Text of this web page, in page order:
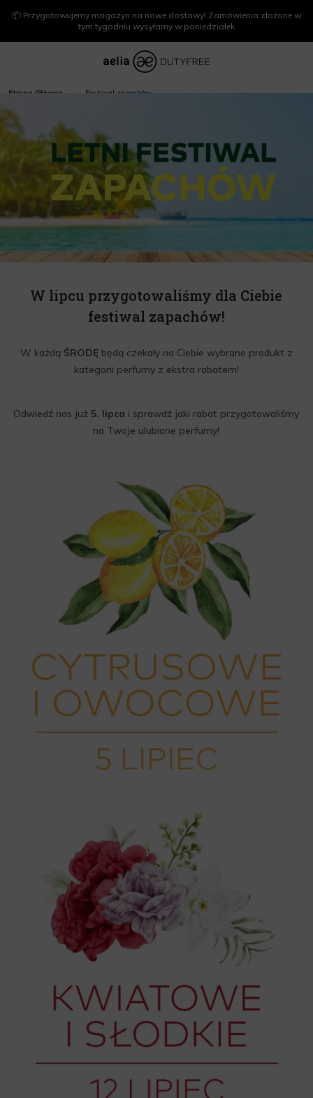
📦 Przygotowujemy magazyn na nowe dostawy! Zamówienia złożone w
tym tygodniu wysyłamy w poniedziałek
Strona Główna Festiwal zapachów
W lipcu przygotowaliśmy dla Ciebie
festiwal zapachów!
W każdą ŚRODĘbędą czekały na Ciebie wybrane produkt z
kategorii perfumy z ekstra rabatem!
Odwiedź nas już 5. lipca i sprawdź jaki rabat przygotowaliśmy
na Twoje ulubione perfumy!